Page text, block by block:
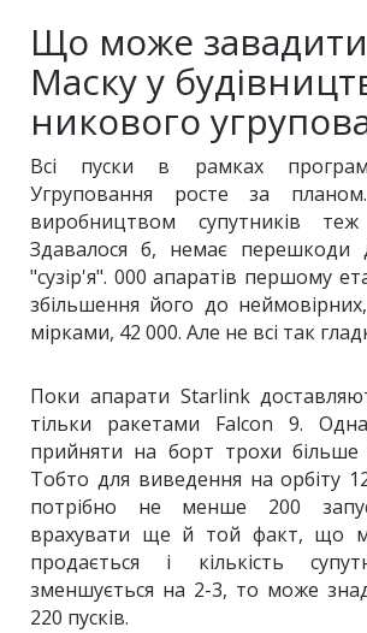
Що може завадити
Маску у
никового
Всі пуски в рамках
Угруповання росте за
виробництвом супутників
Здавалося б, немає перешкоди
"сузір'я". 000 апаратів першому
збільшення його до
мірками, 42 000. Але не всі так
Поки апарати Starlink
тільки ракетами Falcon 9.
прийняти на борт трохи більше
Тобто для виведення на орбіту
потрібно не менше 200
врахувати ще й той факт, що
продається і кількість
зменшується на 2-3, то може
220 пусків.